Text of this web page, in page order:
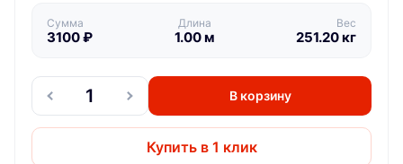
Сумма
3100₽
Длина
1.00м
Вес
251.20кг
В корзину
Купить в 1 клик